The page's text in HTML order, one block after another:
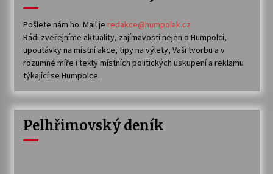
Pošlete nám ho. Mail je redakce@humpolak.cz
Rádi zveřejníme aktuality, zajímavosti nejen o Humpolci,
upoutávky na místní akce, tipy na výlety, Vaši tvorbu a v
rozumné míře i texty místních politických uskupení a reklamu
týkající se Humpolce.
Pelhřimovský deník